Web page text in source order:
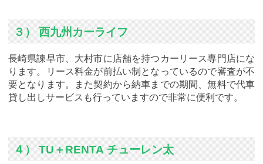
３） 西九州カーライフ
長崎県諫早市、大村市に店舗を持つカーリース専門店にな
ります。リース料金が前払い制となっているので審査が不
要となります。また契約から納車までの期間、無料で代車
貸し出しサービスも行っていますので非常に便利です。
４） TU＋RENTA チューレン太